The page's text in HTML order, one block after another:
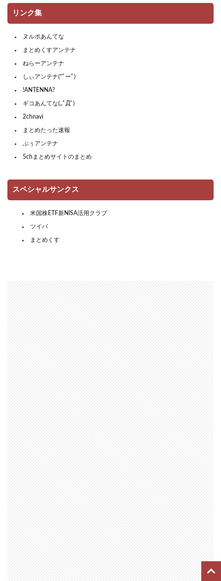
リンク集
ヌルポあんてな
まとめくすアンテナ
ねらーアンテナ
しぃアンテナ(*ﾟーﾟ)
!ANTENNA?
ギコあんてな(,,ﾟДﾟ)
2chnavi
まとめたった速報
ぷぅアンテナ
5chまとめサイトのまとめ
スペシャルサンクス
米国株ETF新NISA活用クラブ
ツイバ
まとめくす